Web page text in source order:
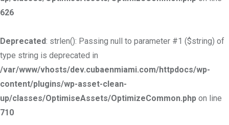
626
Deprecated: strlen(): Passing null to parameter #1 ($string) of
type string is deprecated in
/var/www/vhosts/dev.cubaenmiami.com/httpdocs/wp-
content/plugins/wp-asset-clean-
up/classes/OptimiseAssets/OptimizeCommon.php on line
710